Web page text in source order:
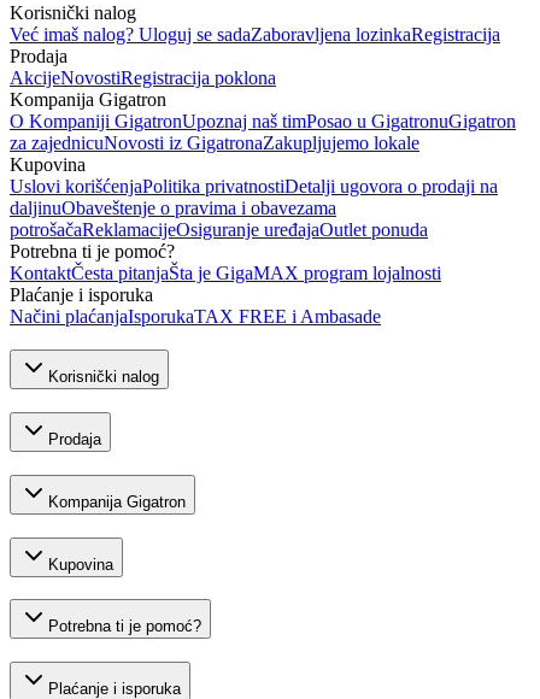
Korisnički nalog
Već imaš nalog? Uloguj se sadaZaboravljena lozinkaRegistracija
Prodaja
AkcijeNovostiRegistracija poklona
Kompanija Gigatron
O Kompaniji GigatronUpoznaj naš timPosao u GigatronuGigatron
za zajednicuNovosti iz GigatronaZakupljujemo lokale
Kupovina
Uslovi korišćenjaPolitika privatnostiDetalji ugovora o prodaji na
daljinuObaveštenje o pravima i obavezama
potrošačaReklamacijeOsiguranje uređajaOutlet ponuda
Potrebna ti je pomoć?
KontaktČesta pitanjaŠta je GigaMAX program lojalnosti
Plaćanje i isporuka
Načini plaćanjaIsporukaTAX FREE i Ambasade
Korisnički nalog
Prodaja
Kompanija Gigatron
Kupovina
Potrebna ti je pomoć?
Plaćanje i isporuka